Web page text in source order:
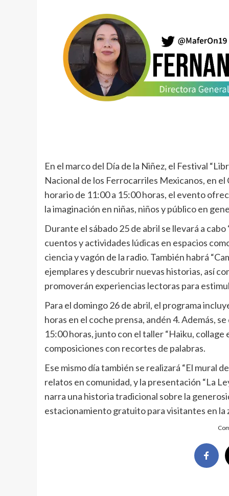
En el marco del Día de la Niñez, el Festival
Nacional de los Ferrocarriles Mexicanos, en
horario de 11:00 a 15:00 horas, el evento
la imaginación en niñas, niños y público en
Durante el sábado 25 de abril se llevará a
cuentos y actividades lúdicas en espacios
ciencia y vagón de la radio. También habrá
ejemplares y descubrir nuevas historias, así
promoverán experiencias lectoras para
Para el domingo 26 de abril, el programa
horas en el coche prensa, andén 4. Además,
15:00 horas, junto con el taller “Haiku, collage
composiciones con recortes de palabras.
Ese mismo día también se realizará “El mural
relatos en comunidad, y la presentación “La
narra una historia tradicional sobre la
estacionamiento gratuito para visitantes en la